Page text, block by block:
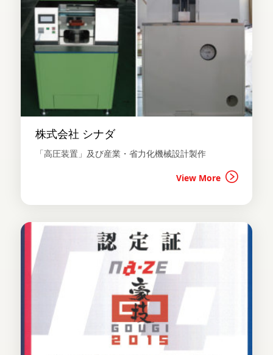
株式会社 シナダ
「高圧装置」及び産業・省力化機械設計製作
View More